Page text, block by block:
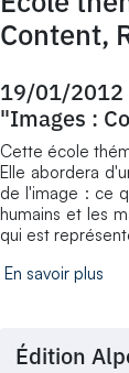
Content,
19/01/2012
"Images :
Cette école
Elle abordera
de l'image : ce
humains et les
qui est
En savoir plus
Édition